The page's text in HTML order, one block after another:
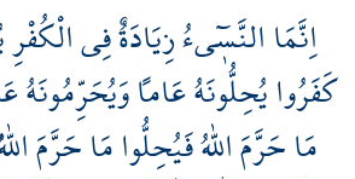
اِنَّمَا النَّس۪ٓيءُ زِيَادَةٌ فِي
كَفَرُوا يُحِلُّونَهُ عَاماً وَيُحَرِّمُونَهُ
مَا حَرَّمَ اللّٰهُ فَيُحِلُّوا مَا حَرَّمَ